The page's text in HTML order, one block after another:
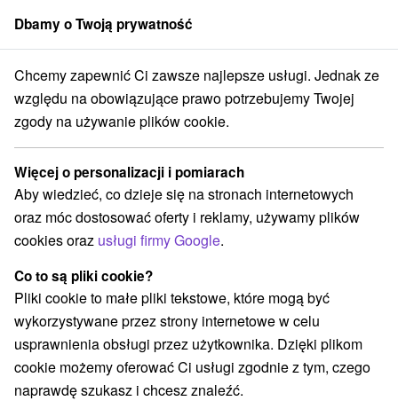
członek grupySorger
oferty na Słowacji Pobyty dla seniorów Stredné Slovensko
Pobyty dla seniorów Stredné
Slovensko
Kategorie
Wszystkie kategorie
Pobyty z rabatem
Wellness pobyty(89)
Romantyczne wypady(26) Pobyty dla seniorów(33)
Wakacje rodzinne(67)
Wybierz lokalizację lub datę
Dbamy o Twoją prywatność
Chcemy zapewnić Ci zawsze najlepsze usługi. Jednak ze
względu na obowiązujące prawo potrzebujemy Twojej
zgody na używanie plików cookie.
Więcej o personalizacji i pomiarach
Aby wiedzieć, co dzieje się na stronach internetowych
oraz móc dostosować oferty i reklamy, używamy plików
cookies oraz usługi firmy Google.
Co to są pliki cookie?
Pliki cookie to małe pliki tekstowe, które mogą być
wykorzystywane przez strony internetowe w celu
usprawnienia obsługi przez użytkownika. Dzięki plikom
cookie możemy oferować Ci usługi zgodnie z tym, czego
naprawdę szukasz i chcesz znaleźć.